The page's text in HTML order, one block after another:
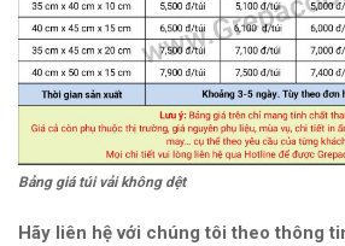
Bảng giá túi vải không dệt
Hãy liên hệ với chúng tôi theo thông